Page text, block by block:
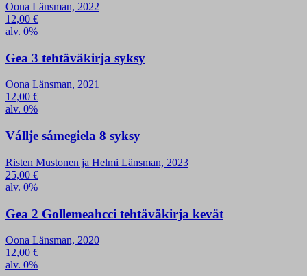
Oona Länsman, 2022
12,00 €
alv. 0%
Gea 3 tehtäväkirja syksy
Oona Länsman, 2021
12,00 €
alv. 0%
Vállje sámegiela 8 syksy
Risten Mustonen ja Helmi Länsman, 2023
25,00 €
alv. 0%
Gea 2 Gollemeahcci tehtäväkirja kevät
Oona Länsman, 2020
12,00 €
alv. 0%